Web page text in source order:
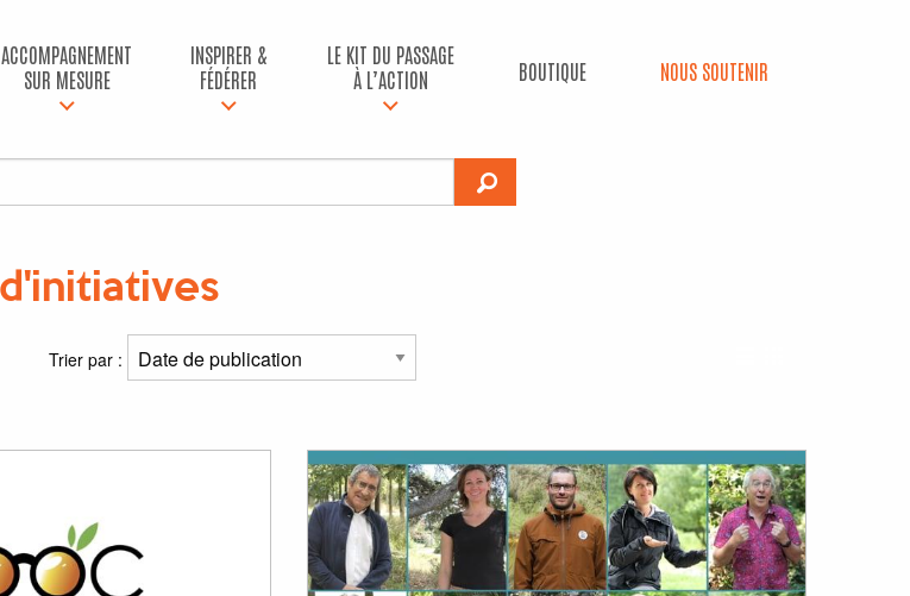
ACCOMPAGNEMENT
SUR MESURE
INSPIRER &
FÉDÉRER
LE KIT DU PASSAGE
À L’ACTION
BOUTIQUE NOUS SOUTENIR
Trier par :